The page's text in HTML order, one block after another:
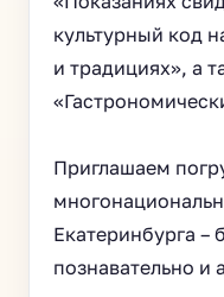
культурный код
и традициях», а
Приглашаем
Екатеринбурга –
познавательно и